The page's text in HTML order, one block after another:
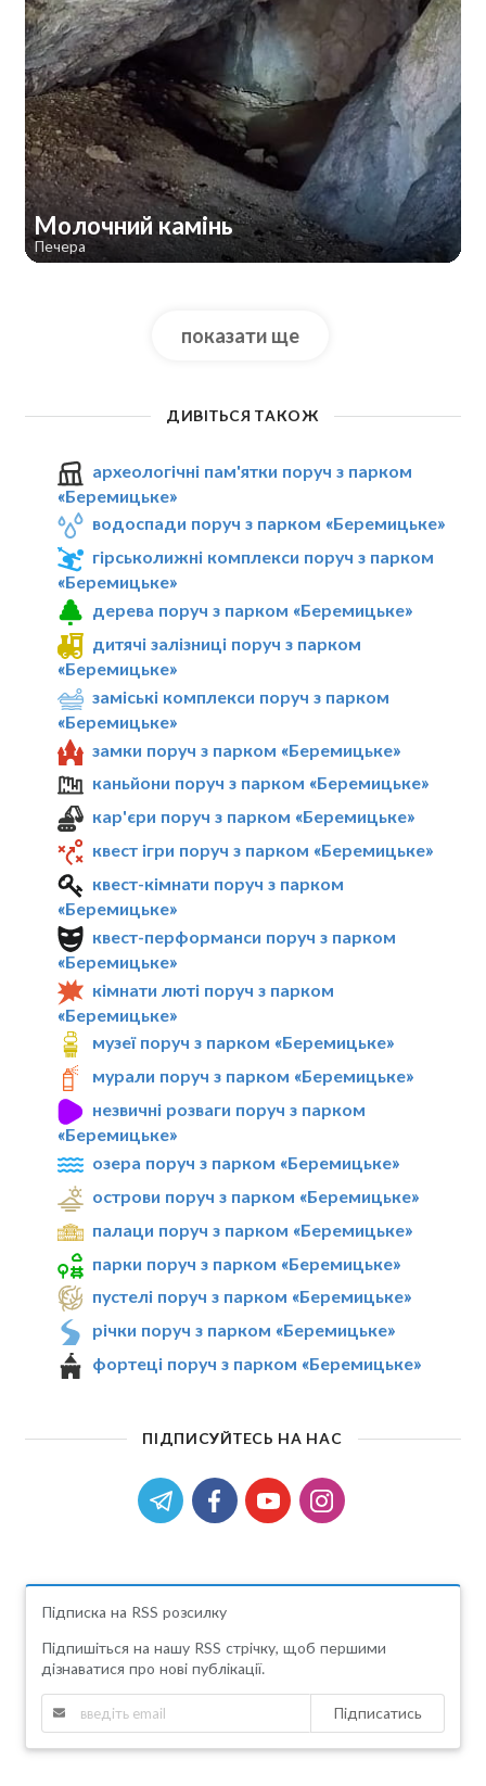
Молочний камінь
Печера
показати ще
ДИВІТЬСЯ ТАКОЖ
археологічні пам'ятки поруч з парком
«Беремицьке»
водоспади поруч з парком «Беремицьке»
гірськолижні комплекси поруч з парком
«Беремицьке»
дерева поруч з парком «Беремицьке»
дитячі залізниці поруч з парком
«Беремицьке»
заміські комплекси поруч з парком
«Беремицьке»
замки поруч з парком «Беремицьке»
каньйони поруч з парком «Беремицьке»
кар'єри поруч з парком «Беремицьке»
квест ігри поруч з парком «Беремицьке»
квест-кімнати поруч з парком
«Беремицьке»
квест-перформанси поруч з парком
«Беремицьке»
кімнати люті поруч з парком
«Беремицьке»
музеї поруч з парком «Беремицьке»
мурали поруч з парком «Беремицьке»
незвичні розваги поруч з парком
«Беремицьке»
озера поруч з парком «Беремицьке»
острови поруч з парком «Беремицьке»
палаци поруч з парком «Беремицьке»
парки поруч з парком «Беремицьке»
пустелі поруч з парком «Беремицьке»
річки поруч з парком «Беремицьке»
фортеці поруч з парком «Беремицьке»
ПІДПИСУЙТЕСЬ НА НАС
Підписка на RSS розсилку
Підпишіться на нашу RSS стрічку, щоб першими
дізнаватися про нові публікації.
Підписатись